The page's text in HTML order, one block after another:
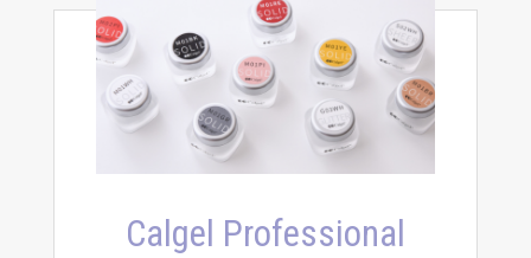
Calgel Professional